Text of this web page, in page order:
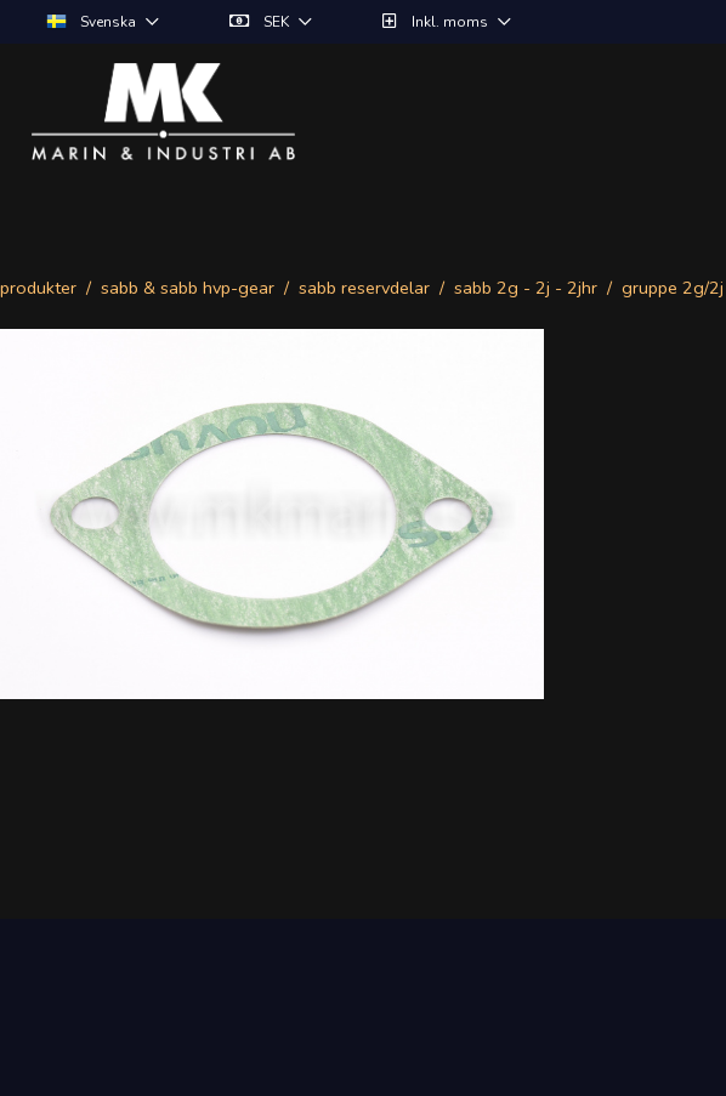
Svenska SEK Inkl. moms
produkter sabb & sabb hvp-gear sabb reservdelar sabb 2g - 2j - 2jhr gruppe 2g/